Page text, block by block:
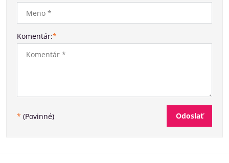
Komentár:*
* (Povinné) Odoslať